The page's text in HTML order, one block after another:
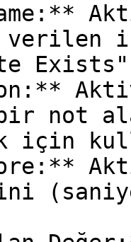
not
için